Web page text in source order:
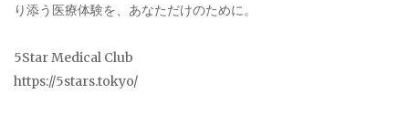
り添う医療体験を、あなただけのために。
5Star Medical Club
https://5stars.tokyo/